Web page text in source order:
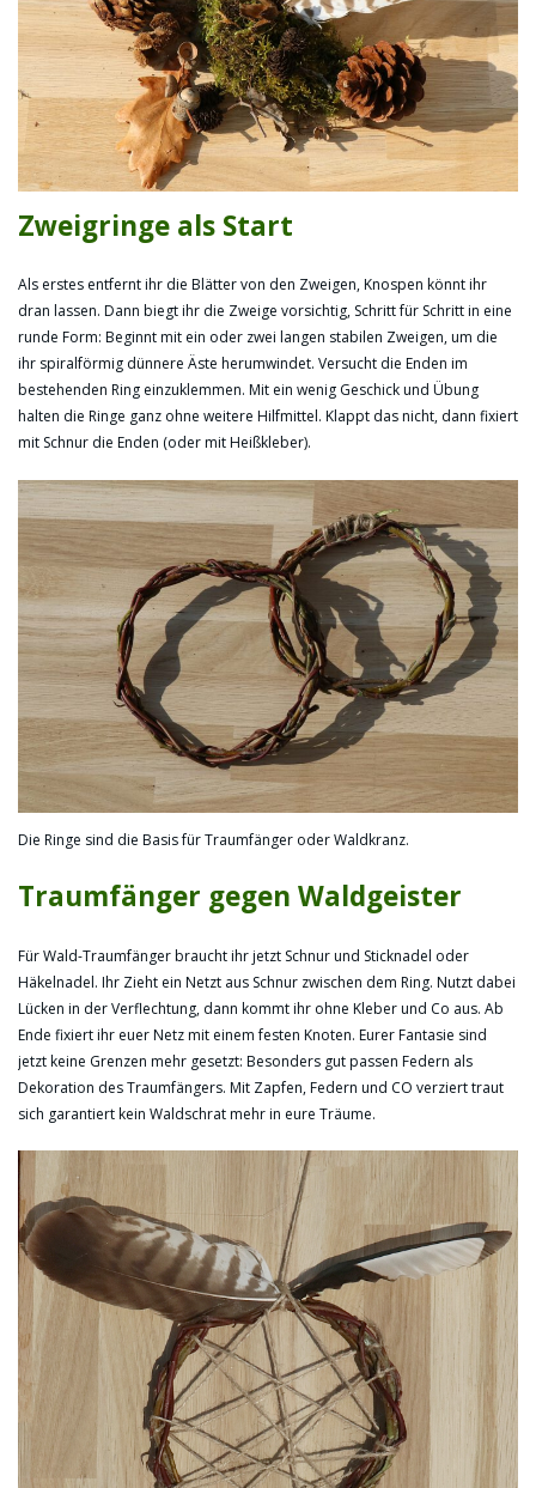
Zweigringe als Start
Als erstes entfernt ihr die Blätter von den Zweigen, Knospen könnt ihr
dran lassen. Dann biegt ihr die Zweige vorsichtig, Schritt für Schritt in eine
runde Form: Beginnt mit ein oder zwei langen stabilen Zweigen, um die
ihr spiralförmig dünnere Äste herumwindet. Versucht die Enden im
bestehenden Ring einzuklemmen. Mit ein wenig Geschick und Übung
halten die Ringe ganz ohne weitere Hilfmittel. Klappt das nicht, dann fixiert
mit Schnur die Enden (oder mit Heißkleber).
Die Ringe sind die Basis für Traumfänger oder Waldkranz.
Traumfänger gegen Waldgeister
Für Wald-Traumfänger braucht ihr jetzt Schnur und Sticknadel oder
Häkelnadel. Ihr Zieht ein Netzt aus Schnur zwischen dem Ring. Nutzt dabei
Lücken in der Verflechtung, dann kommt ihr ohne Kleber und Co aus. Ab
Ende fixiert ihr euer Netz mit einem festen Knoten. Eurer Fantasie sind
jetzt keine Grenzen mehr gesetzt: Besonders gut passen Federn als
Dekoration des Traumfängers. Mit Zapfen, Federn und CO verziert traut
sich garantiert kein Waldschrat mehr in eure Träume.